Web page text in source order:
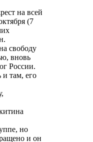
на всей
(7
свободу
вновь
России.
и там, его
но
и он